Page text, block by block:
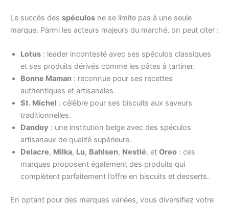
Le succès des spéculos ne se limite pas à une seule
marque. Parmi les acteurs majeurs du marché, on peut citer :
Lotus : leader incontesté avec ses spéculos classiques
et ses produits dérivés comme les pâtes à tartiner.
Bonne Maman : reconnue pour ses recettes
authentiques et artisanales.
St. Michel : célèbre pour ses biscuits aux saveurs
traditionnelles.
Dandoy : une institution belge avec des spéculos
artisanaux de qualité supérieure.
Delacre, Milka, Lu, Bahlsen, Nestlé, et Oreo : ces
marques proposent également des produits qui
complètent parfaitement l’offre en biscuits et desserts.
En optant pour des marques variées, vous diversifiez votre